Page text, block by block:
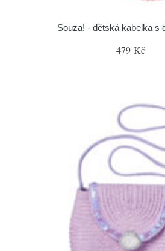
Souza! - dětská kabelka s
479 Kč